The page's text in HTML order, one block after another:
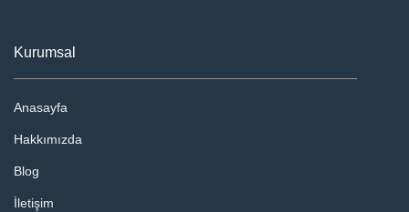
Kurumsal
Anasayfa
Hakkımızda
Blog
İletişim